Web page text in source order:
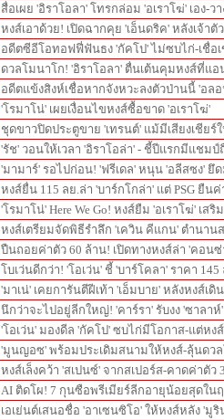
สื่อเผย 'อิราโอลา' โทรกล่อม 'อเราโฆ่' เอง-ว
หงส์เอาด้วย! เปิดฉากคุย 'เอ็นดริค' หลังเจ้า
อดีตซีอีโอทอฟฟี่ฟันธง 'กัคโป' ไม่ซบไก่-เชื่อเ
ดวลโมนาโก! 'อิราโอลา' ตื่นเต้นคุมหงส์ที่แ
อดีตแข้งสิงห์เชื่อหากจังหวะลงตัวป่านนี้ 'อล
'โรมาโน่' เผยเงื่อนไขหงส์ซื้อขาด 'อเราโฆ่'
ชุดขาวปิดประตูขาย 'เทรนต์' แม้มีเสียงเชียร์
'รัช' วอนให้เวลา 'อิราโอล่า' - ชี้ปีแรกมีแชมป์
'มามาร์' รอไปก่อน! 'ฟรีเดล' หนุน 'อลีสซง' ยึ
หงส์ยื่น 115 ลย.ล่า 'บาร์กโกล่า' แต่ PSG ยืนค่
'โรมาโน่' Here We Go! หงส์ยืม 'อเราโฆ่' เสริ
หงส์เตรียมจัดพิธีรำลึก 'เควิน คีแกน' ตำนาน
ปืนถอยค่าตัว 60 ล้าน! เปิดทางหงส์ล่า 'คอนซ่
โบเว่นดีกว่า! 'โอเว่น' ชี้ 'บาร์โคลา' ราคา
'มาเน่' เคยการันตีฝีเท้า 'เอ็มบาย' หลังหงส์เดิ
นึกว่าจะไปอยู่ลีกใหญ่! 'คาร์รา' รับงง 'ซาลา
'โอเว่น' มองดีล 'กัคโป' ซบไก่มีโอกาส-แต่ห
'มูนญอซ' พร้อมประเดิมสนามให้หงส์-ลุ้นดว
หงส์เล็งคว้า 'สเปนซ์' จากสเปอร์ส-คาดค่าตัว
AI ติดโผ! 7 กุนซือพรีเมียร์ลีกอายุน้อยสุดใน
เอเย่นต์เสนอชื่อ 'อาเซนซิโอ' ให้หงส์หลัง 'มู